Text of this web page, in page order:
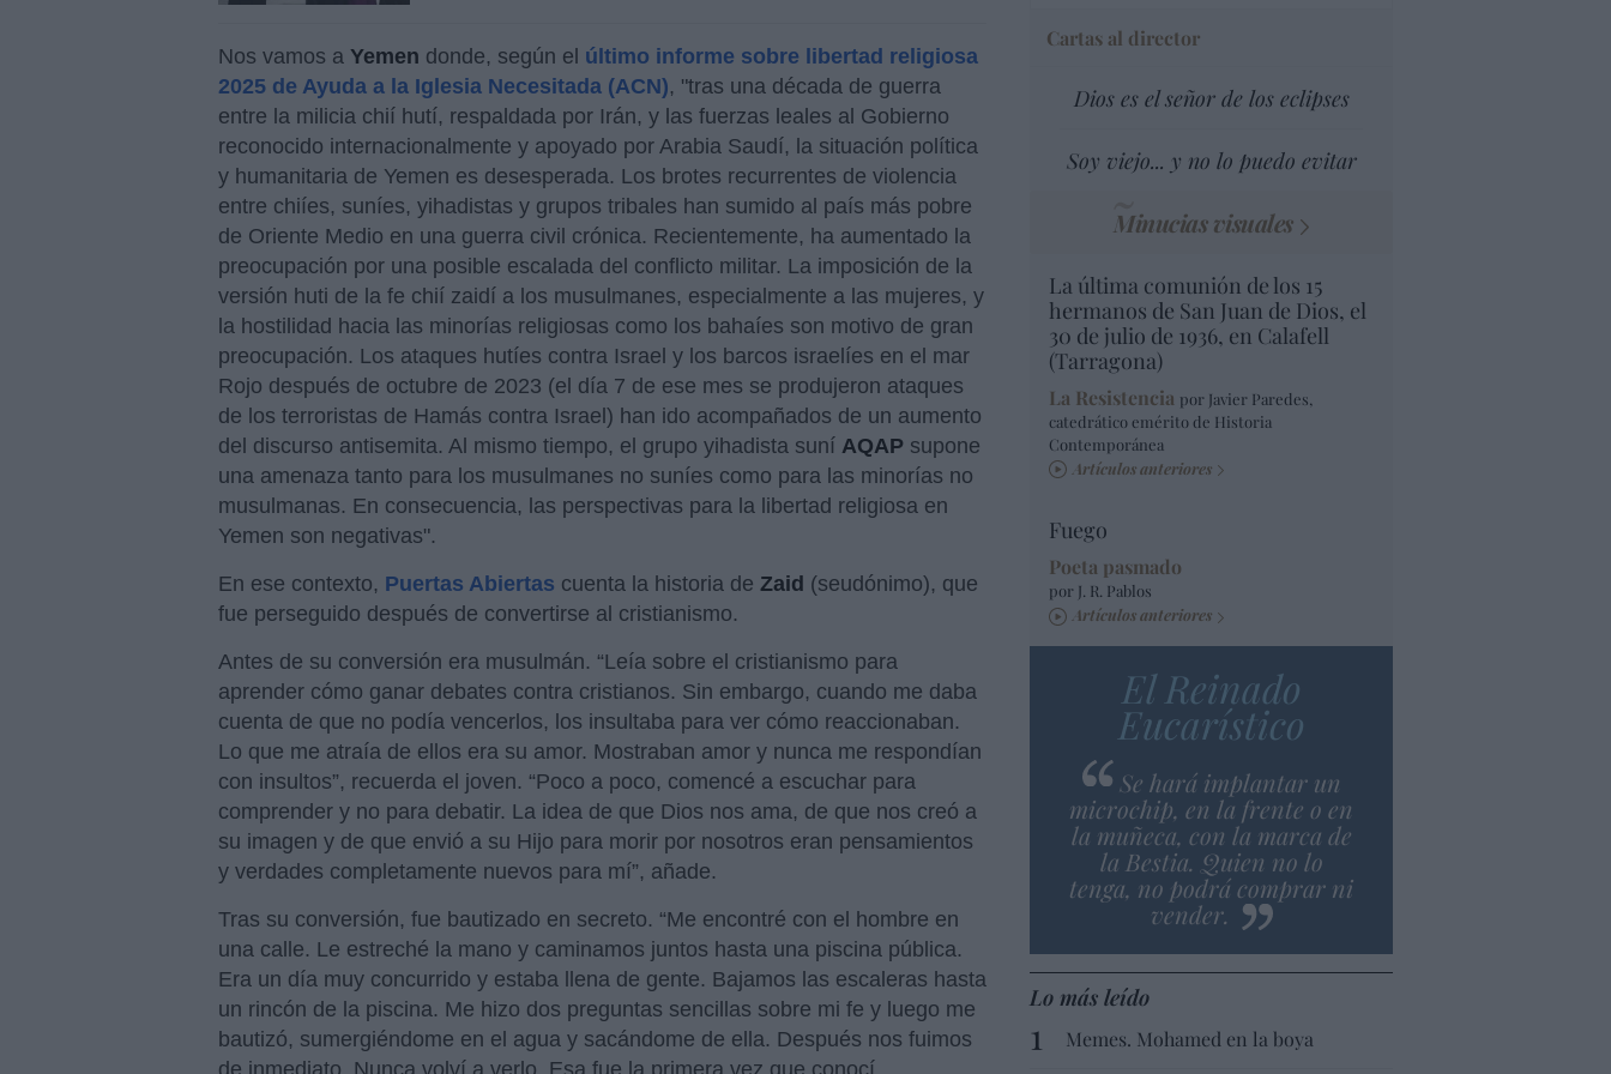
Nos vamos a Yemen donde, según el último informe sobre libertad religiosa
2025 de Ayuda a la Iglesia Necesitada (ACN), "tras una década de guerra
entre la milicia chií hutí, respaldada por Irán, y las fuerzas leales al Gobierno
reconocido internacionalmente y apoyado por Arabia Saudí, la situación política
y humanitaria de Yemen es desesperada. Los brotes recurrentes de violencia
entre chiíes, suníes, yihadistas y grupos tribales han sumido al país más pobre
de Oriente Medio en una guerra civil crónica. Recientemente, ha aumentado la
preocupación por una posible escalada del conflicto militar. La imposición de la
versión huti de la fe chií zaidí a los musulmanes, especialmente a las mujeres, y
la hostilidad hacia las minorías religiosas como los bahaíes son motivo de gran
preocupación. Los ataques hutíes contra Israel y los barcos israelíes en el mar
Rojo después de octubre de 2023 (el día 7 de ese mes se produjeron ataques
de los terroristas de Hamás contra Israel) han ido acompañados de un aumento
del discurso antisemita. Al mismo tiempo, el grupo yihadista suní AQAP supone
una amenaza tanto para los musulmanes no suníes como para las minorías no
musulmanas. En consecuencia, las perspectivas para la libertad religiosa en
Yemen son negativas".
En ese contexto, Puertas Abiertas cuenta la historia de Zaid (seudónimo), que
fue perseguido después de convertirse al cristianismo.
Antes de su conversión era musulmán. “Leía sobre el cristianismo para
aprender cómo ganar debates contra cristianos. Sin embargo, cuando me daba
cuenta de que no podía vencerlos, los insultaba para ver cómo reaccionaban.
Lo que me atraía de ellos era su amor. Mostraban amor y nunca me respondían
con insultos”, recuerda el joven. “Poco a poco, comencé a escuchar para
comprender y no para debatir. La idea de que Dios nos ama, de que nos creó a
su imagen y de que envió a su Hijo para morir por nosotros eran pensamientos
y verdades completamente nuevos para mí”, añade.
Tras su conversión, fue bautizado en secreto. “Me encontré con el hombre en
una calle. Le estreché la mano y caminamos juntos hasta una piscina pública.
Era un día muy concurrido y estaba llena de gente. Bajamos las escaleras hasta
un rincón de la piscina. Me hizo dos preguntas sencillas sobre mi fe y luego me
bautizó, sumergiéndome en el agua y sacándome de ella. Después nos fuimos
de inmediato. Nunca volví a verlo. Esa fue la primera vez que conocí
Cartas al director
Dios es el señor de los eclipses
Soy viejo... y no lo puedo evitar
Minucias visuales
La última comunión de los 15
hermanos de San Juan de Dios, el
30 de julio de 1936, en Calafell
(Tarragona)
La Resistencia por Javier Paredes,
catedrático emérito de Historia
Contemporánea
Artículos anteriores
Fuego
Poeta pasmado
por J. R. Pablos
Artículos anteriores
El Reinado
Eucarístico
Se hará implantar un
microchip, en la frente o en
la muñeca, con la marca de
la Bestia. Quien no lo
tenga, no podrá comprar ni
vender.
Lo más leído
Memes. Mohamed en la boya